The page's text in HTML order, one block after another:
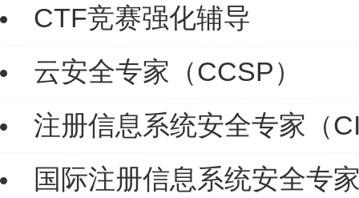
CTF竞赛强化辅导
云安全专家（CCSP）
注册信息系统安全专家（
国际注册信息系统安全专